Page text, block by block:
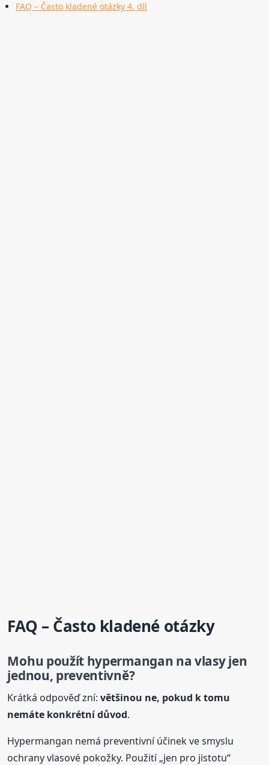
FAQ – Často kladené otázky 4. díl
FAQ – Často kladené otázky
Mohu použít hypermangan na vlasy jen
jednou, preventivně?
Krátká odpověď zní:většinou ne, pokud k tomu
nemáte konkrétní důvod.
Hypermangan nemá preventivní účinek ve smyslu
ochrany vlasové pokožky. Použití „jen pro jistotu“